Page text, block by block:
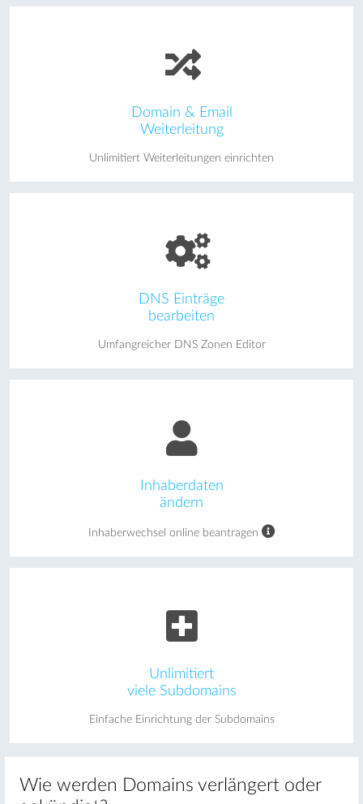
Domain & Email
Weiterleitung
Unlimitiert Weiterleitungen einrichten
DNS Einträge
bearbeiten
Umfangreicher DNS Zonen Editor
Inhaberdaten
ändern
Inhaberwechsel online beantragen
Unlimitiert
viele Subdomains
Einfache Einrichtung der Subdomains
Wie werden Domains verlängert oder